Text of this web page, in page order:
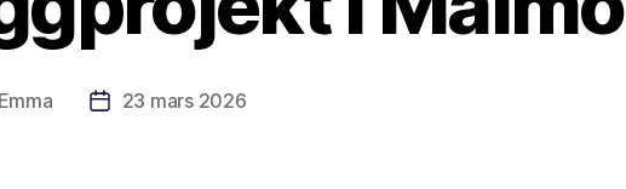
Emma Inläggsdatum
23 mars 2026